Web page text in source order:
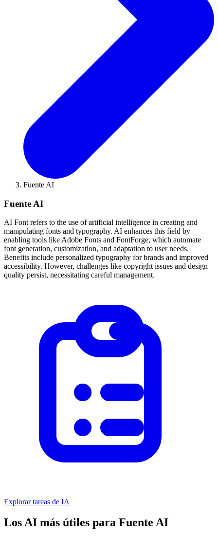
Fuente AI
Fuente AI
AI Font refers to the use of artificial intelligence in creating and
manipulating fonts and typography. AI enhances this field by
enabling tools like Adobe Fonts and FontForge, which automate
font generation, customization, and adaptation to user needs.
Benefits include personalized typography for brands and improved
accessibility. However, challenges like copyright issues and design
quality persist, necessitating careful management.
Explorar tareas de IA
Los AI más útiles para Fuente AI